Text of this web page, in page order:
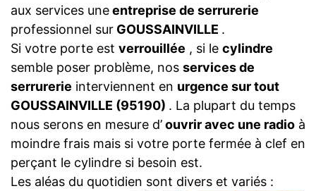
aux services uneentreprise de serrurerie
professionnel sur GOUSSAINVILLE .
Si votre porte est verrouillée , si le cylindre
semble poser problème, nos services de
serrurerie interviennent en urgence sur tout
GOUSSAINVILLE (95190) . La plupart du temps
nous serons en mesure d’ouvrir avec une radio à
moindre frais mais si votre porte fermée à clef en
perçant le cylindre si besoin est.
Les aléas du quotidien sont divers et variés :